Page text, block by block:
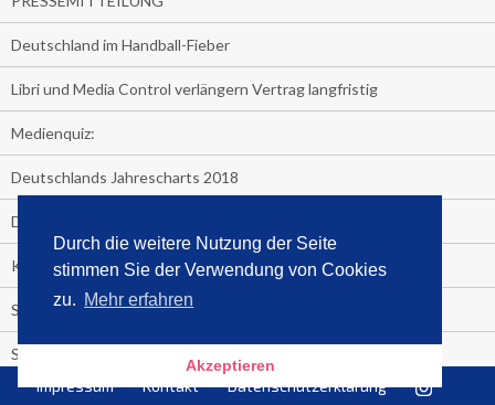
Durch die weitere Nutzung der Seite
stimmen Sie der Verwendung von Cookies
zu. Mehr erfahren
Akzeptieren
Deutschland im Handball-Fieber
Libri und Media Control verlängern Vertrag langfristig
Medienquiz:
Deutschlands Jahrescharts 2018
Die TV-Quotenkönige 2018
KNV und Media Control verlängern vorzeitig Zusammenarbeit
STRENG VERTRAULICH
Streaming verändert TV?
Welcher TV-Sender hat seine Marktanteile seit 2013 vervierfacht?
Impressum Kontakt Datenschutzerklärung